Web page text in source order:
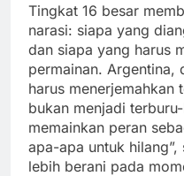
Tingkat 16 besar
narasi: siapa yang
dan siapa yang harus
permainan. Argentina,
harus
bukan menjadi
memainkan peran
apa-apa untuk
lebih berani pada